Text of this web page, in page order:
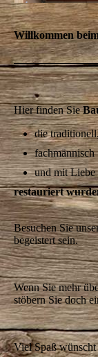
Willkommen
Hier finden Sie
die
fachmännisch
und mit Liebe
restauriert
Besuchen Sie
begeistert sein.
Wenn Sie mehr
stöbern Sie doch
Viel Spaß wünscht